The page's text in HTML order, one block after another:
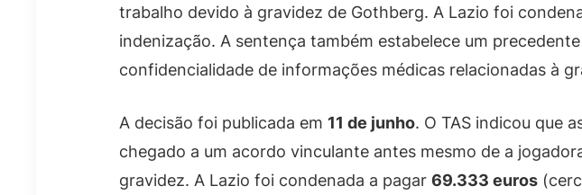
trabalho devido à gravidez de Gothberg. A Lazio foi
indenização. A sentença também estabelece um
confidencialidade de informações médicas relacionadas à
A decisão foi publicada em 11 de junho. O TAS indicou que
chegado a um acordo vinculante antes mesmo de a
gravidez. A Lazio foi condenada a pagar 69.333 euros